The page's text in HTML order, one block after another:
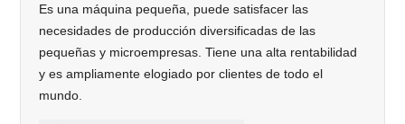
Es una máquina pequeña, puede satisfacer las
necesidades de producción diversificadas de las
pequeñas y microempresas. Tiene una alta rentabilidad
y es ampliamente elogiado por clientes de todo el
mundo.